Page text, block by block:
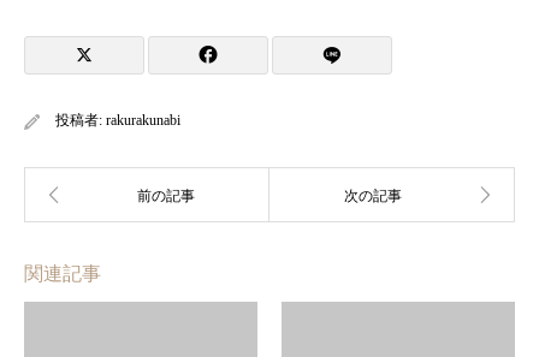
投稿者: rakurakunabi
関連記事